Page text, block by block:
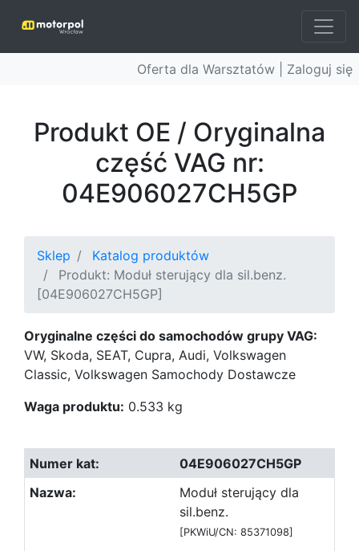
Oferta dla Warsztatów | Zaloguj się
Produkt OE / Oryginalna
część VAG nr:
04E906027CH5GP
Sklep
Katalog produktów
Produkt: Moduł sterujący dla sil.benz.
[04E906027CH5GP]
Oryginalne części do samochodów grupy VAG:
VW, Skoda, SEAT, Cupra, Audi, Volkswagen
Classic, Volkswagen Samochody Dostawcze
Waga produktu: 0.533 kg
04E906027CH5GP
Moduł sterujący dla
sil.benz.
[PKWiU/CN: 85371098]